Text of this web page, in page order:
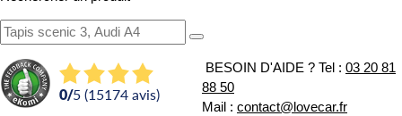
0/5 (15174 avis)
BESOIN D'AIDE ? Tel : 03 20 81
88 50
Mail : contact@lovecar.fr